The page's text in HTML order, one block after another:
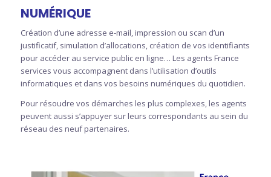
NUMÉRIQUE
Création d’une adresse e-mail, impression ou scan d’un
justificatif, simulation d’allocations, création de vos identifiants
pour accéder au service public en ligne… Les agents France
services vous accompagnent dans l’utilisation d’outils
informatiques et dans vos besoins numériques du quotidien.
Pour résoudre vos démarches les plus complexes, les agents
peuvent aussi s’appuyer sur leurs correspondants au sein du
réseau des neuf partenaires.